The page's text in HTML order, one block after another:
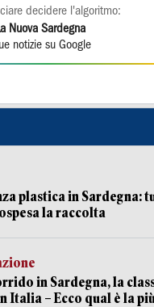
decidere l'algoritmo:
Nuova Sardegna
notizie su Google
plastica in Sardegna:
la raccolta
in Sardegna, la
Italia – Ecco qual è la